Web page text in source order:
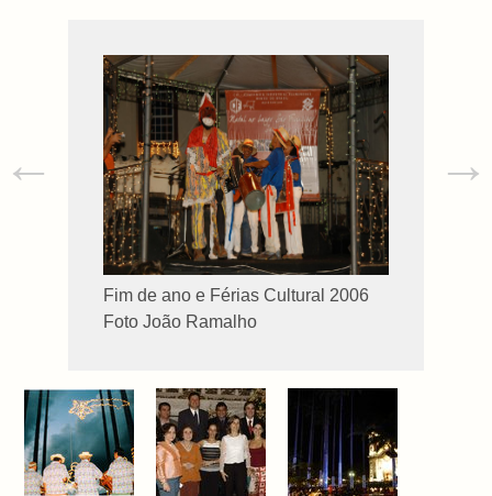
Fim de ano e Férias Cultural 2006
Foto João Ramalho
← →